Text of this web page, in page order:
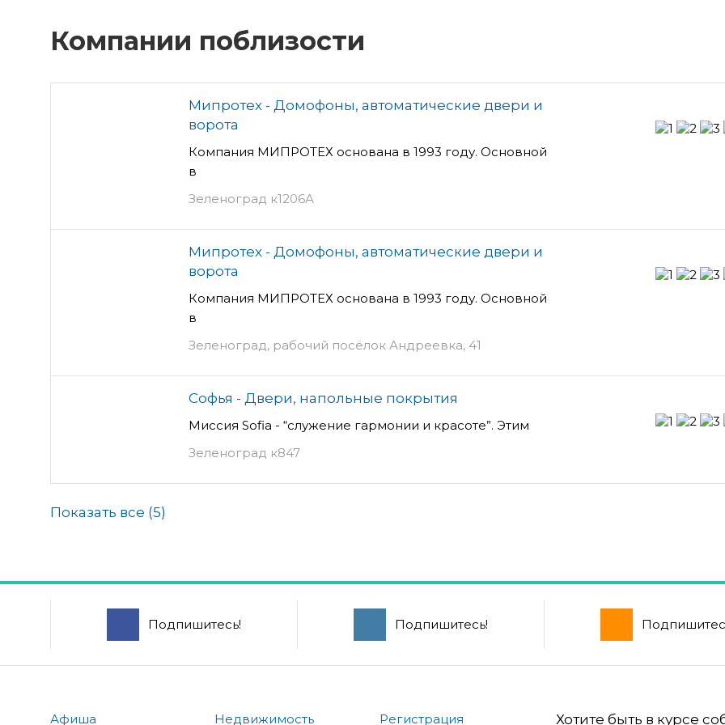
Компании поблизости
Мипротех - Домофоны, автоматические двери и
ворота
Компания МИПРОТЕХ основана в 1993 году. Основной
в
Зеленоград к1206А
Мипротех - Домофоны, автоматические двери и
ворота
Компания МИПРОТЕХ основана в 1993 году. Основной
в
Зеленоград, рабочий посёлок Андреевка, 41
Софья - Двери, напольные покрытия
Миссия Sofia - “служение гармонии и красоте”. Этим
Зеленоград к847
Показать все (5)
Подпишитесь! Подпишитесь!
Афиша Недвижимость Регистрация Хотите быть в курсе